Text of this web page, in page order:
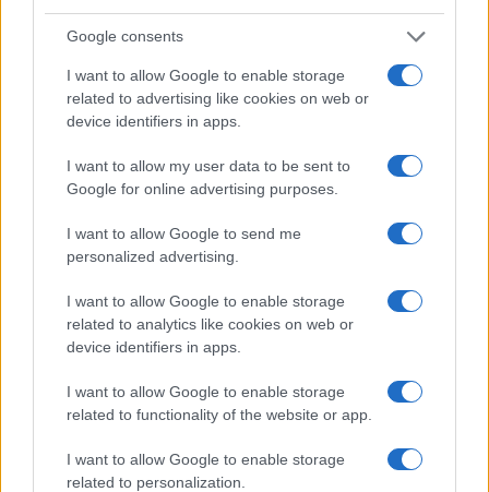
Google consents
I want to allow Google to enable storage
related to advertising like cookies on web or
device identifiers in apps.
I want to allow my user data to be sent to
Google for online advertising purposes.
I want to allow Google to send me
personalized advertising.
I want to allow Google to enable storage
related to analytics like cookies on web or
device identifiers in apps.
I want to allow Google to enable storage
related to functionality of the website or app.
I want to allow Google to enable storage
related to personalization.